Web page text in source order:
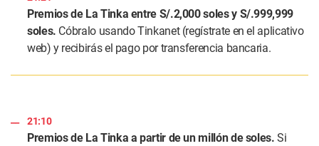
Premios de La Tinka entre S/.2,000 soles y S/.999,999
soles. Cóbralo usando Tinkanet (regístrate en el aplicativo
web) y recibirás el pago por transferencia bancaria.
21:10
Premios de La Tinka a partir de un millón de soles. Si